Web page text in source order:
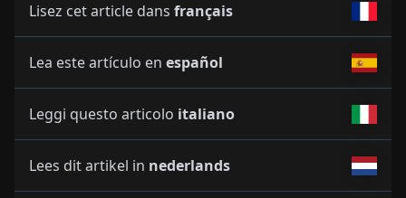
Lisez cet article dans français
Lea este artículo en español
Leggi questo articolo italiano
Lees dit artikel in nederlands